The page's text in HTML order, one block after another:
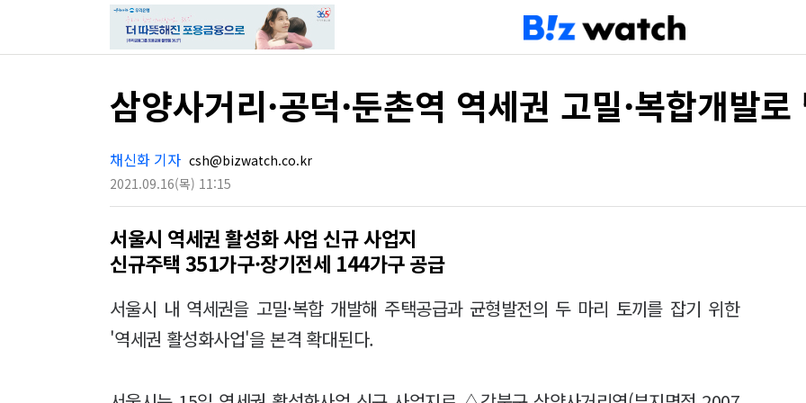
삼양사거리·공덕·둔촌역 역세권 고밀·복합개발
채신화 기자 csh@bizwatch.co.kr
2021.09.16(목) 11:15
서울시 역세권 활성화 사업 신규 사업지
신규주택 351가구·장기전세 144가구 공급
서울시 내 역세권을 고밀·복합 개발해 주택공급과 균형발전의 두 마리 토끼를 잡기 위한
'역세권 활성화사업'을 본격 확대된다.